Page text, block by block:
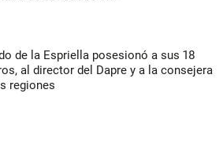
de la Espriella posesionó a sus 18
al director del Dapre y a la consejera
regiones